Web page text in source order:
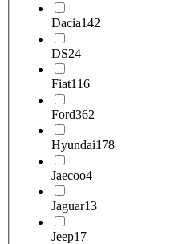
Dacia142
DS24
Fiat116
Ford362
Hyundai178
Jaecoo4
Jaguar13
Jeep17